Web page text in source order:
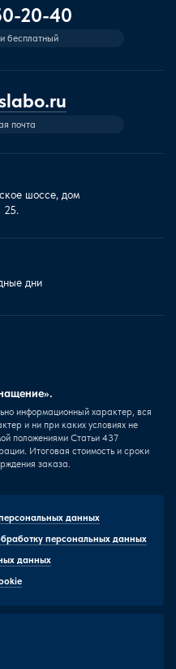
20-40
бесплатный
почта
шоссе, дом
25.
дни
информационный характер, вся
и ни при каких условиях не
положениями Статьи 437
Итоговая стоимость и сроки
заказа.
данных
персональных данных
данных